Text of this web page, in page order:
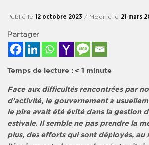
Publié le 12 octobre 2023 / Modifié le 21 mars
Partager
Temps de lecture : < 1 minute
Face aux difficultés rencontrées par
d’activité, le gouvernement a
le pire avait été évité dans la gestion
estivale. Il semble ne pas prendre la
plus, des efforts qui sont déployés, au